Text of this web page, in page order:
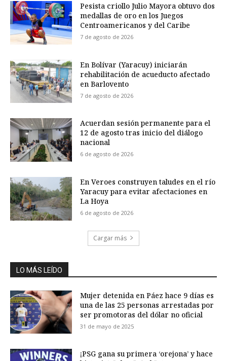
Pesista criollo Julio Mayora obtuvo dos
medallas de oro en los Juegos
Centroamericanos y del Caribe
7 de agosto de 2026
En Bolívar (Yaracuy) iniciarán
rehabilitación de acueducto afectado
en Barlovento
7 de agosto de 2026
Acuerdan sesión permanente para el
12 de agosto tras inicio del diálogo
nacional
6 de agosto de 2026
En Veroes construyen taludes en el río
Yaracuy para evitar afectaciones en
La Hoya
6 de agosto de 2026
Cargar más
LO MÁS LEÍDO
Mujer detenida en Páez hace 9 días es
una de las 25 personas arrestadas por
ser promotoras del dólar no oficial
31 de mayo de 2025
¡PSG gana su primera ‘orejona’ y hace